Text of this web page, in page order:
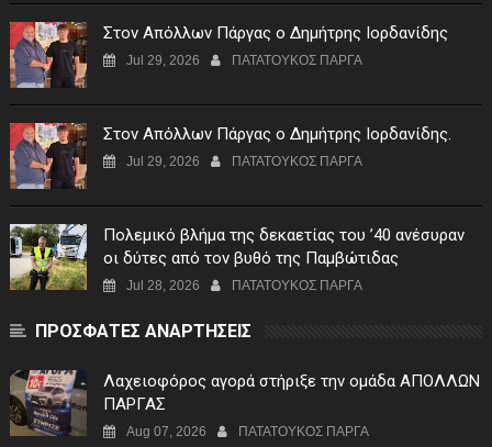
Στον Απόλλων Πάργας ο Δημήτρης Ιορδανίδης
Jul 29, 2026 ΠΑΤΑΤΟΥΚΟΣ ΠΑΡΓΑ
Στον Απόλλων Πάργας ο Δημήτρης Ιορδανίδης.
Jul 29, 2026 ΠΑΤΑΤΟΥΚΟΣ ΠΑΡΓΑ
Πολεμικό βλήμα της δεκαετίας του ’40 ανέσυραν
οι δύτες από τον βυθό της Παμβώτιδας
Jul 28, 2026 ΠΑΤΑΤΟΥΚΟΣ ΠΑΡΓΑ
ΠΡΟΣΦΑΤΕΣ ΑΝΑΡΤΗΣΕΙΣ
Λαχειοφόρος αγορά στήριξε την ομάδα ΑΠΟΛΛΩΝ
ΠΑΡΓΑΣ
Aug 07, 2026 ΠΑΤΑΤΟΥΚΟΣ ΠΑΡΓΑ